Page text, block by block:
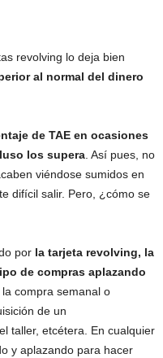
revolving lo deja bien
al normal del dinero
de TAE en ocasiones
los supera. Así pues, no
viéndose sumidos en
difícil salir. Pero, ¿cómo se
por la tarjeta revolving, la
de compras aplazando
compra semanal o
de un
taller, etcétera. En cualquier
y aplazando para hacer